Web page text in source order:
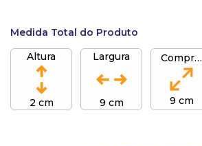
Medida Total do Produto
Altura
2 cm
Largura
9 cm
Comprimento
9 cm